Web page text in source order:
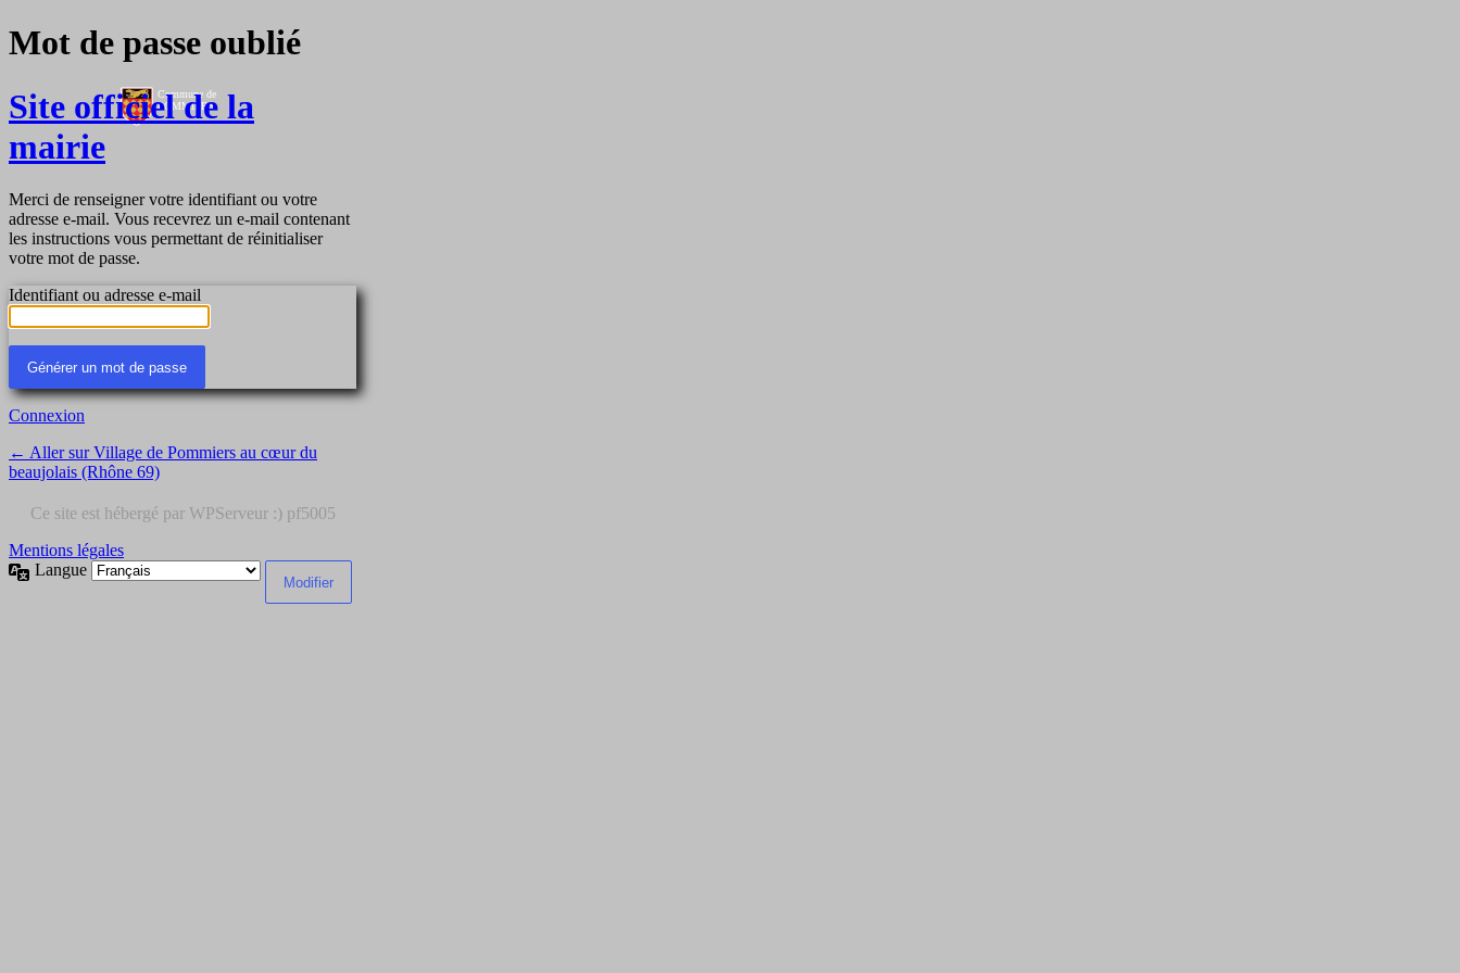
Mot de passe oublié
Site officiel de la
mairie
Merci de renseigner votre identifiant ou votre
adresse e-mail. Vous recevrez un e-mail contenant
les instructions vous permettant de réinitialiser
votre mot de passe.
Identifiant ou adresse e-mail
Connexion
← Aller sur Village de Pommiers au cœur du
beaujolais (Rhône 69)
Mentions légales
Langue